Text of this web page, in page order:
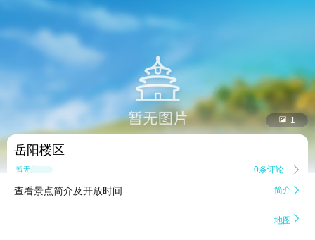
 1
岳阳楼区
暂无点评 0条评论 
查看景点简介及开放时间 简介 
地图 